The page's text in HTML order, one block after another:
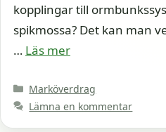
kopplingar till
spikmossa? Det kan man
… Läs mer
Kategorier
Marköverdrag
Lämna en kommentar